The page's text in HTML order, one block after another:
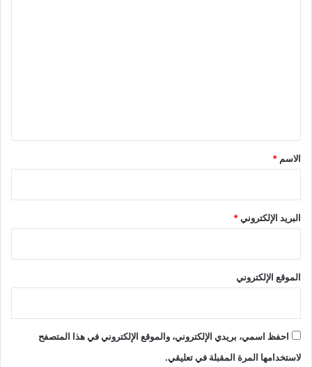
*
الاسم *
البريد الإلكتروني*
الموقع الإلكتروني
احفظ اسمي، بريدي الإلكتروني، والموقع الإلكتروني في هذا المتصفح
لاستخدامها المرة المقبلة في تعليقي.